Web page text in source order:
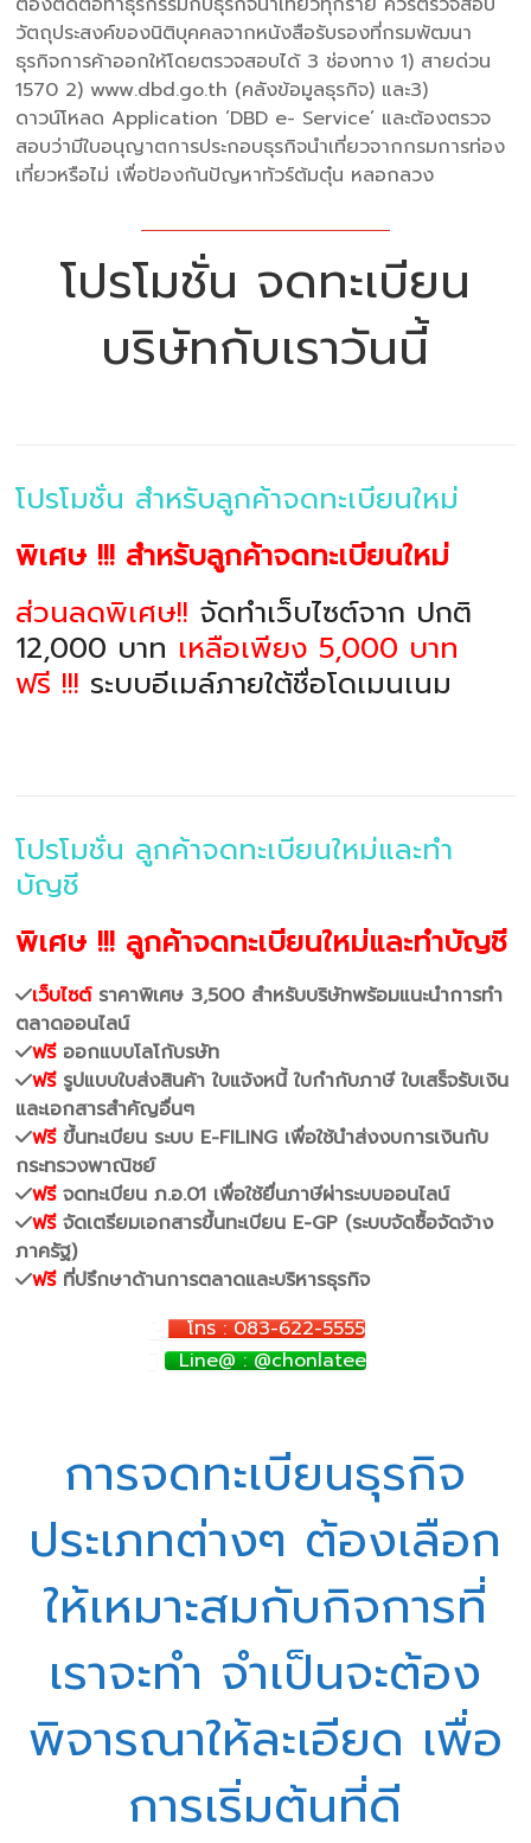
วัตถุประสงค์ของนิติบุคคลจากหนังสือรับรองที่กรมพัฒนา
ธุรกิจการค้าออกให้โดยตรวจสอบได้ 3 ช่องทาง 1) สายด่วน
1570 2) www.dbd.go.th (คลังข้อมูลธุรกิจ) และ3)
ดาวน์โหลด Application ‘DBD e- Service’ และต้องตรวจ
สอบว่ามีใบอนุญาตการประกอบธุรกิจนำเที่ยวจากกรมการท่อง
เที่ยวหรือไม่ เพื่อป้องกันปัญหาทัวร์ต้มตุ๋น หลอกลวง
โปรโมชั่น จดทะเบียน
บริษัทกับเราวันนี้
โปรโมชั่น สำหรับลูกค้าจดทะเบียนใหม่
พิเศษ !!! สำหรับลูกค้าจดทะเบียนใหม่
ส่วนลดพิเศษ!! จัดทำเว็บไซต์จาก ปกติ
12,000 บาท เหลือเพียง 5,000 บาท
ฟรี !!! ระบบอีเมล์ภายใต้ชื่อโดเมนเนม
โปรโมชั่น ลูกค้าจดทะเบียนใหม่และทำ
บัญชี
พิเศษ !!! ลูกค้าจดทะเบียนใหม่และทำบัญชี
เว็บไซต์ราคาพิเศษ 3,500 สำหรับบริษัทพร้อมแนะนำการทำ
ตลาดออนไลน์
ฟรีออกแบบโลโก้บรษัท
ฟรีรูปแบบใบส่งสินค้า ใบแจ้งหนี้ ใบกำกับภาษี ใบเสร็จรับเงิน
และเอกสารสำคัญอื่นๆ
ฟรีขึ้นทะเบียน ระบบ E-FILING เพื่อใช้นำส่งงบการเงินกับ
กระทรวงพาณิชย์
ฟรีจดทะเบียน ภ.อ.01 เพื่อใช้ยื่นภาษีผ่าระบบออนไลน์
ฟรีจัดเตรียมเอกสารขึ้นทะเบียน E-GP (ระบบจัดซื้อจัดจ้าง
ภาครัฐ)
ฟรีที่ปรึกษาด้านการตลาดและบริหารธุรกิจ
โทร : 083-622-5555
Line@ : @chonlatee
การจดทะเบียนธุรกิจ
ประเภทต่างๆ ต้องเลือก
ให้เหมาะสมกับกิจการที่
เราจะทำ จำเป็นจะต้อง
พิจารณาให้ละเอียด เพื่อ
การเริ่มต้นที่ดี